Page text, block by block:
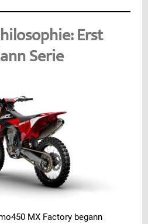
Erst
Serie
MX Factory begann